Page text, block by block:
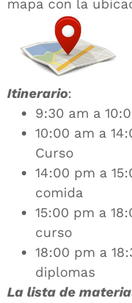
mapa con la
Itinerario:
9:30 am a
10:00 am a
Curso
14:00 pm a
comida
15:00 pm a
curso
18:00 pm a
diplomas
La lista de